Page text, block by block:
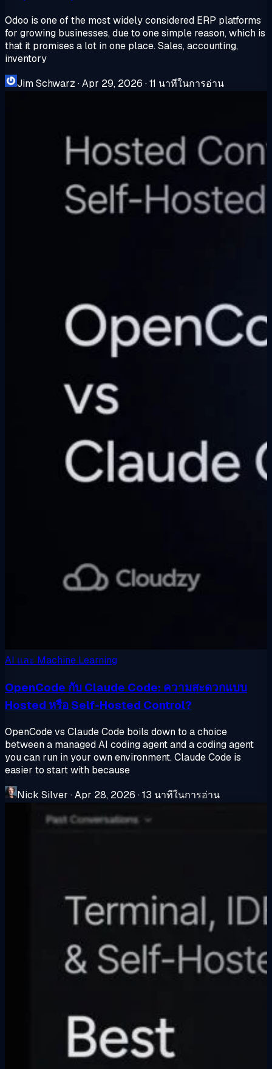
Odoo is one of the most widely considered ERP platforms
for growing businesses, due to one simple reason, which is
that it promises a lot in one place. Sales, accounting,
inventory
Jim Schwarz ·Apr 29, 2026 ·11 นาทีในการอ่าน
AI และ Machine Learning
OpenCode กับ Claude Code: ความสะดวกแบบ
Hosted หรือ Self-Hosted Control?
OpenCode vs Claude Code boils down to a choice
between a managed AI coding agent and a coding agent
you can run in your own environment. Claude Code is
easier to start with because
Nick Silver ·Apr 28, 2026 ·13 นาทีในการอ่าน